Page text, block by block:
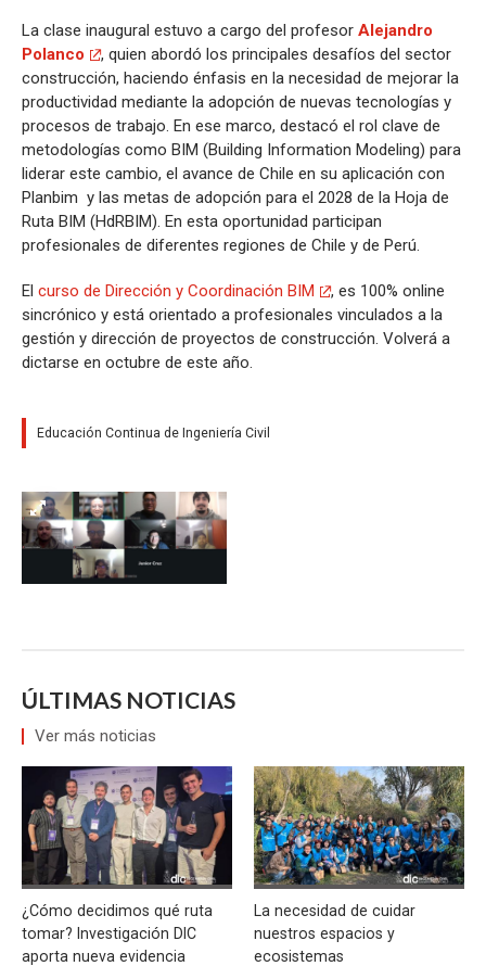
La clase inaugural estuvo a cargo del profesor Alejandro
Polanco
, quien abordó los principales desafíos del sector
construcción, haciendo énfasis en la necesidad de mejorar la
productividad mediante la adopción de nuevas tecnologías y
procesos de trabajo. En ese marco, destacó el rol clave de
metodologías como BIM (Building Information Modeling) para
liderar este cambio, el avance de Chile en su aplicación con
Planbim y las metas de adopción para el 2028 de la Hoja de
Ruta BIM (HdRBIM). En esta oportunidad participan
profesionales de diferentes regiones de Chile y de Perú.
El curso de Dirección y Coordinación BIM
, es 100% online
sincrónico y está orientado a profesionales vinculados a la
gestión y dirección de proyectos de construcción. Volverá a
dictarse en octubre de este año.
Educación Continua de Ingeniería Civil
ÚLTIMAS NOTICIAS
Ver más noticias
¿Cómo decidimos qué ruta
tomar? Investigación DIC
aporta nueva evidencia
La necesidad de cuidar
nuestros espacios y
ecosistemas